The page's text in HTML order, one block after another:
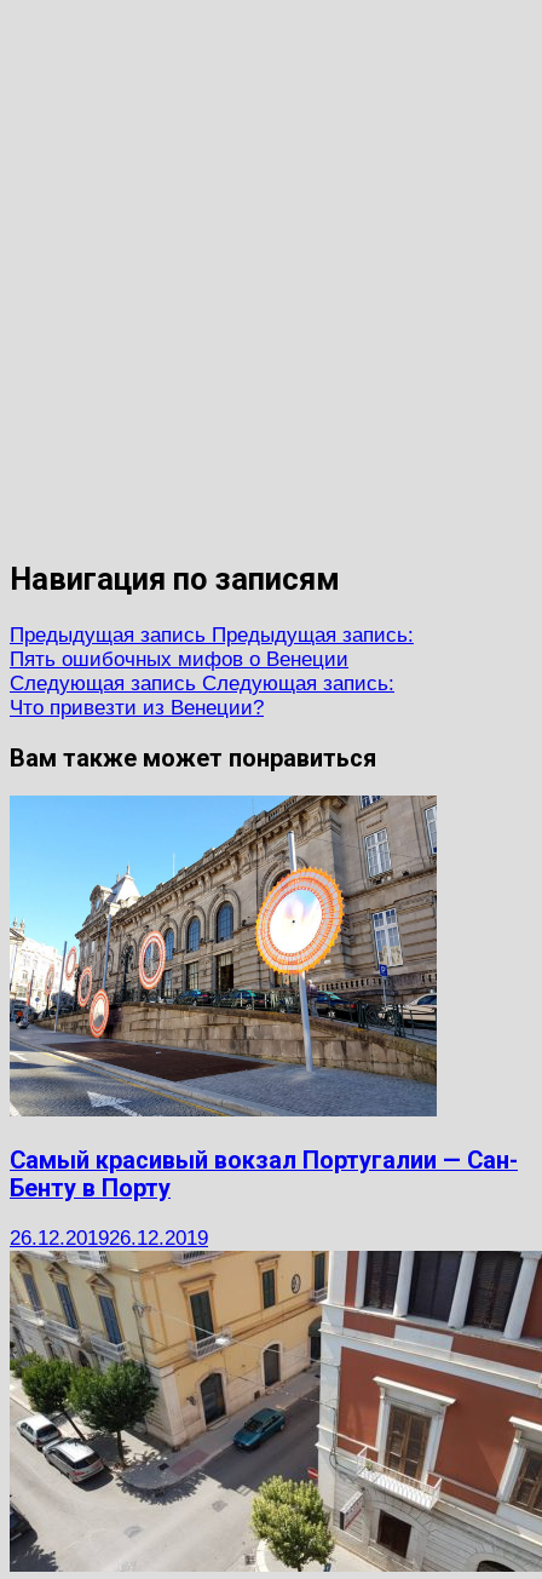
Навигация по записям
Предыдущая запись Предыдущая запись:
Пять ошибочных мифов о Венеции
Следующая запись Следующая запись:
Что привезти из Венеции?
Вам также может понравиться
Самый красивый вокзал Португалии — Сан-
Бенту в Порту
26.12.201926.12.2019